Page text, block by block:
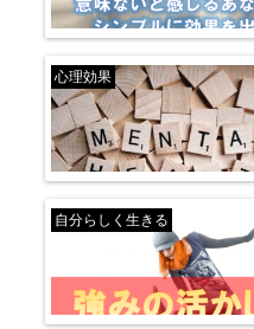
心理効果
自分らしく生きる